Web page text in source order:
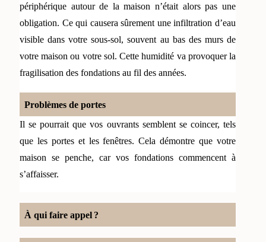
périphérique autour de la maison n’était alors pas une
obligation. Ce qui causera sûrement une infiltration d’eau
visible dans votre sous-sol, souvent au bas des murs de
votre maison ou votre sol. Cette humidité va provoquer la
fragilisation des fondations au fil des années.
Problèmes de portes
Il se pourrait que vos ouvrants semblent se coincer, tels
que les portes et les fenêtres. Cela démontre que votre
maison se penche, car vos fondations commencent à
s’affaisser.
À qui faire appel ?